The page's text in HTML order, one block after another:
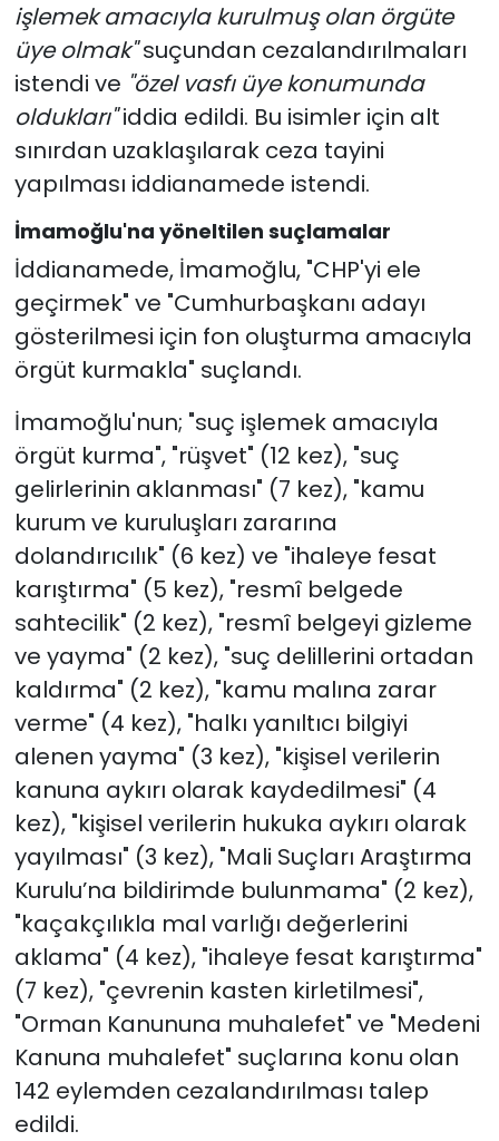
işlemek amacıyla kurulmuş olan örgüte
üye olmak"suçundan cezalandırılmaları
istendi ve "özel vasfı üye konumunda
oldukları"iddia edildi. Bu isimler için alt
sınırdan uzaklaşılarak ceza tayini
yapılması iddianamede istendi.
İmamoğlu'na yöneltilen suçlamalar
İddianamede, İmamoğlu, "CHP'yi ele
geçirmek" ve "Cumhurbaşkanı adayı
gösterilmesi için fon oluşturma amacıyla
örgüt kurmakla" suçlandı.
İmamoğlu'nun; "suç işlemek amacıyla
örgüt kurma", "rüşvet" (12 kez), "suç
gelirlerinin aklanması" (7 kez), "kamu
kurum ve kuruluşları zararına
dolandırıcılık" (6 kez) ve "ihaleye fesat
karıştırma" (5 kez), "resmî belgede
sahtecilik" (2 kez), "resmî belgeyi gizleme
ve yayma" (2 kez), "suç delillerini ortadan
kaldırma" (2 kez), "kamu malına zarar
verme" (4 kez), "halkı yanıltıcı bilgiyi
alenen yayma" (3 kez), "kişisel verilerin
kanuna aykırı olarak kaydedilmesi" (4
kez), "kişisel verilerin hukuka aykırı olarak
yayılması" (3 kez), "Mali Suçları Araştırma
Kurulu’na bildirimde bulunmama" (2 kez),
"kaçakçılıkla mal varlığı değerlerini
aklama" (4 kez), "ihaleye fesat karıştırma"
(7 kez), "çevrenin kasten kirletilmesi",
"Orman Kanununa muhalefet" ve "Medeni
Kanuna muhalefet" suçlarına konu olan
142 eylemden cezalandırılması talep
edildi.